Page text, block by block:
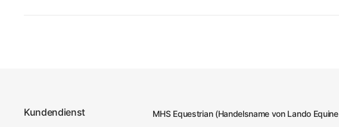
Kundendienst MHS Equestrian (Handelsname von Lando